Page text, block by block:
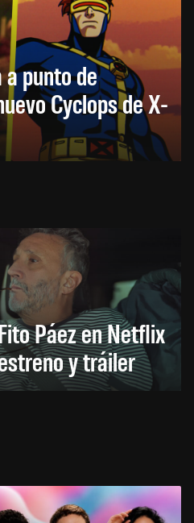
punto de
Cyclops de X-
Páez en Netflix
y tráiler